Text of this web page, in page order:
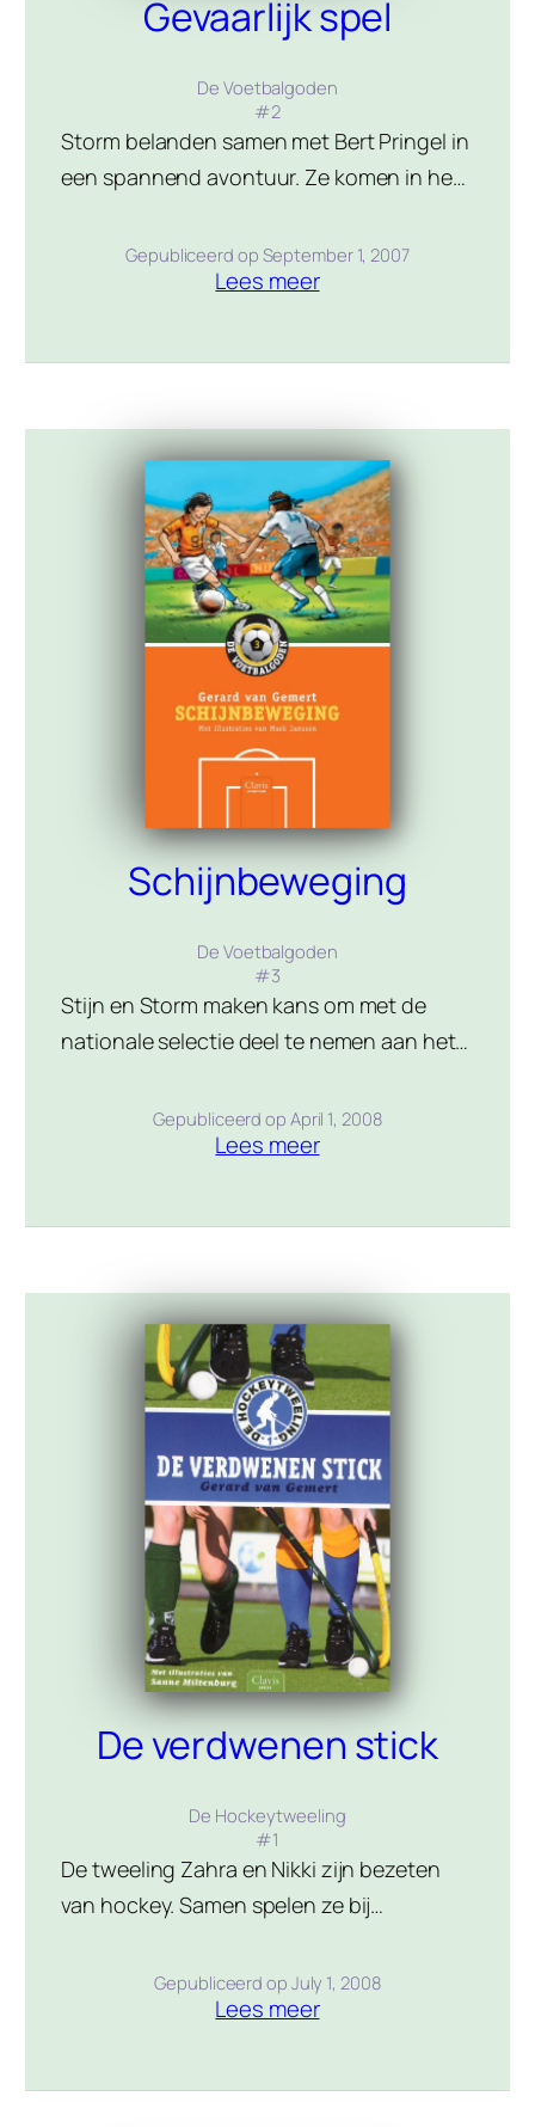
Gevaarlijk spel
De Voetbalgoden
#2
Storm belanden samen met Bert Pringel in
een spannend avontuur. Ze komen in heel
moeilijke beslissingen nemen. Hierdoor
hebben ze meer invloed op de uitslag van
om Kick ’69 een kans […]
Gepubliceerd op September 1, 2007
Lees meer
Schijnbeweging
De Voetbalgoden
#3
Stijn en Storm maken kans om met de
nationale selectie deel te nemen aan het
in Barcelona! Tegelijkertijd zal Kick ’69
daar de finale van de Champions League
jongens op het veld laten zien wat ze
het […]
Gepubliceerd op April 1, 2008
Lees meer
De verdwenen stick
De Hockeytweeling
#1
De tweeling Zahra en Nikki zijn bezeten
van hockey. Samen spelen ze bij
doelvrouw en Zahra speelt op het
middenveld. Als er een briefje in de
zich meebrengt, begint de tweeling een
Gepubliceerd op July 1, 2008
Lees meer